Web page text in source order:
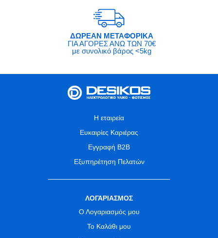
ΔΩΡΕΑΝ ΜΕΤΑΦΟΡΙΚΑ
ΓΙΑ ΑΓΟΡΕΣ ΑΝΩ ΤΩΝ 70€
με συνολικό βάρος <5kg
Η εταιρεία
Ευκαιρίες Καριέρας
Εγγραφή B2B
Εξυπηρέτηση Πελατών
ΛΟΓΑΡΙΑΣΜΟΣ
Ο Λογαριασμός μου
Το Καλάθι μου